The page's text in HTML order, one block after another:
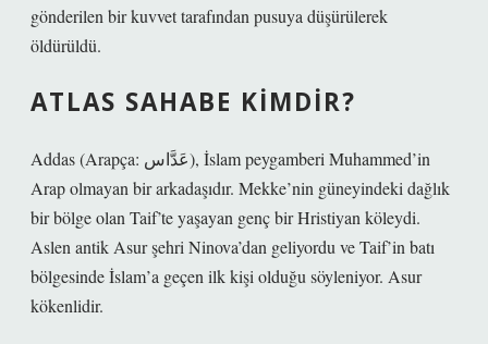
gönderilen bir kuvvet tarafından pusuya düşürülerek
öldürüldü.
ATLAS SAHABE KIMDIR?
Addas (Arapça: عَدَّاس), İslam peygamberi Muhammed’in
Arap olmayan bir arkadaşıdır. Mekke’nin güneyindeki dağlık
bir bölge olan Taif’te yaşayan genç bir Hristiyan köleydi.
Aslen antik Asur şehri Ninova’dan geliyordu ve Taif’in batı
bölgesinde İslam’a geçen ilk kişi olduğu söyleniyor. Asur
kökenlidir.